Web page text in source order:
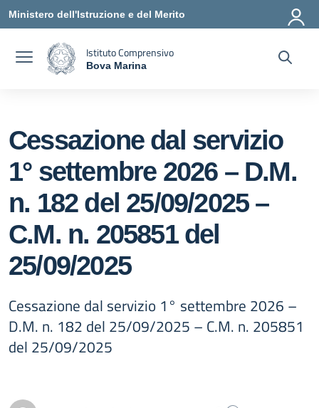
Ministero dell'Istruzione e del Merito
Istituto Comprensivo
Bova Marina
Cessazione dal servizio
1° settembre 2026 – D.M.
n. 182 del 25/09/2025 –
C.M. n. 205851 del
25/09/2025
Cessazione dal servizio 1° settembre 2026 –
D.M. n. 182 del 25/09/2025 – C.M. n. 205851
del 25/09/2025